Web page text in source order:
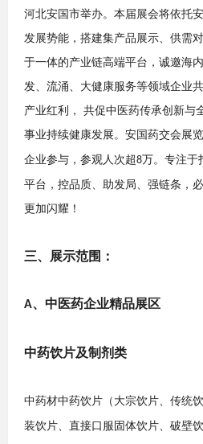
河北安国市举办。本届展会将依托
发展势能，搭建集产品展示、供需
于一体的产业链高端平台，诚邀海
发、流涌、大健康服务等领域企业
产业红利，
共促中医药传承创新与
事业持续健康发展。 安国药交会展览
企业参与，参观人次超8万。专注于
平台，控品质、助发局、强链条，
更加闪耀 ！
三、展示范围：
A、中医药企业精品展区
中药饮片及制剂类
中药材中药饮片（大宗饮片、传统
装饮片、直接口服固体饮片、破壁